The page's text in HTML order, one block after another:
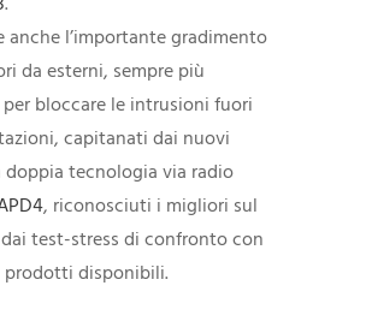
anche l’importante gradimento
da esterni, sempre più
bloccare le intrusioni fuori
capitanati dai nuovi
doppia tecnologia via radio
, riconosciuti i migliori sul
test-stress di confronto con
disponibili.